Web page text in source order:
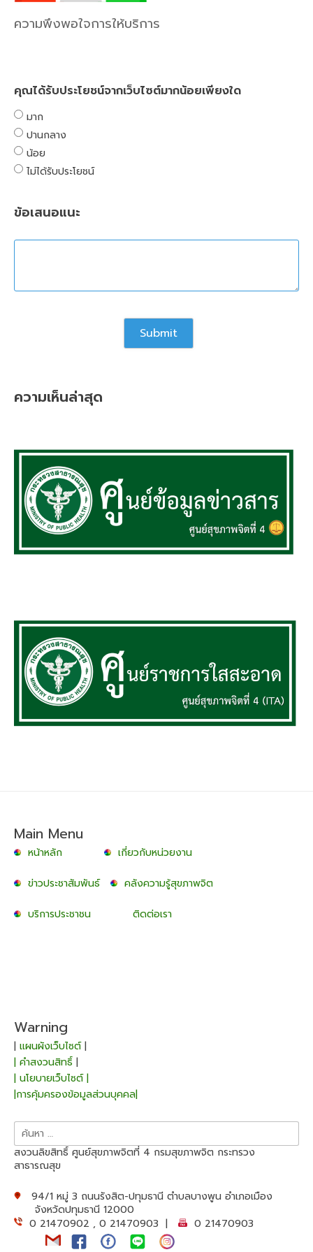
ความพึงพอใจการให้บริการ
คุณได้รับประโยชน์จากเว็บไซต์มากน้อยเพียงใด
มาก
ปานกลาง
น้อย
ไม่ได้รับประโยชน์
ข้อเสนอแนะ
ความเห็นล่าสุด
Main Menu
หน้าหลัก เกี่ยวกับหน่วยงาน
ข่าวประชาสัมพันธ์ คลังความรู้สุขภาพจิต
บริการประชาชน ติดต่อเรา
Warning
| แผนผังเว็บไซต์|
| คำสงวนสิทธิ์ |
| นโยบายเว็บไซต์ |
|การคุ้มครองข้อมูลส่วนบุคคล|
ค้นหา
สำหรับ:
สงวนลิขสิทธิ์ ศูนย์สุขภาพจิตที่ 4 กรมสุขภาพจิต กระทรวง
สาธารณสุข
94/1 หมู่ 3 ถนนรังสิต-ปทุมธานี ตำบลบางพูน อำเภอเมือง
จังหวัดปทุมธานี 12000
0 21470902 , 0 21470903 |
0 21470903